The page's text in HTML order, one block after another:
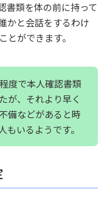
書類を体の前に持って
かと会話をするわけ
とができます。
度で本人確認書類
が、それより早く
備などがあると時
もいるようです。